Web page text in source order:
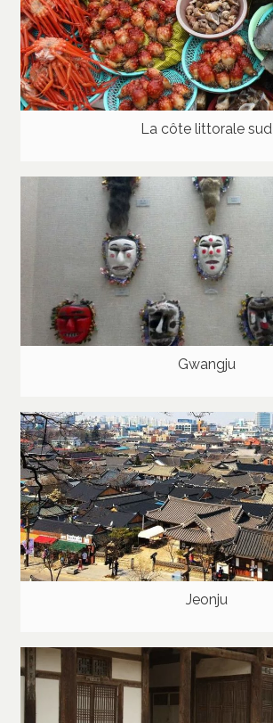
La côte littorale sud
Gwangju
Jeonju